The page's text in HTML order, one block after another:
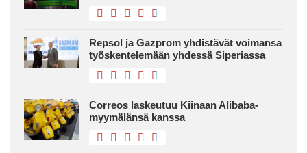
Repsol ja Gazprom yhdistävät voimansa
työskentelemään yhdessä Siperiassa
Correos laskeutuu Kiinaan Alibaba-
myymälänsä kanssa